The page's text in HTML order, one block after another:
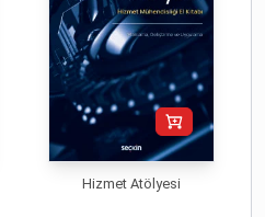
Hizmet Atölyesi